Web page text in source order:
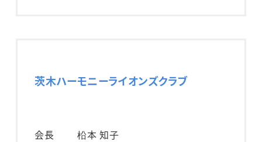
茨木ハーモニーライオンズクラブ
会長
柗本 知子